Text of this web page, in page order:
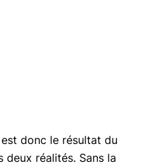
est donc le résultat du
deux réalités. Sans la